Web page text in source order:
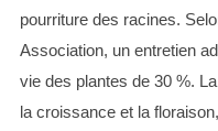
pourriture des racines.
Association, un entretien
vie des plantes de 30 %.
la croissance et la
f
o
r